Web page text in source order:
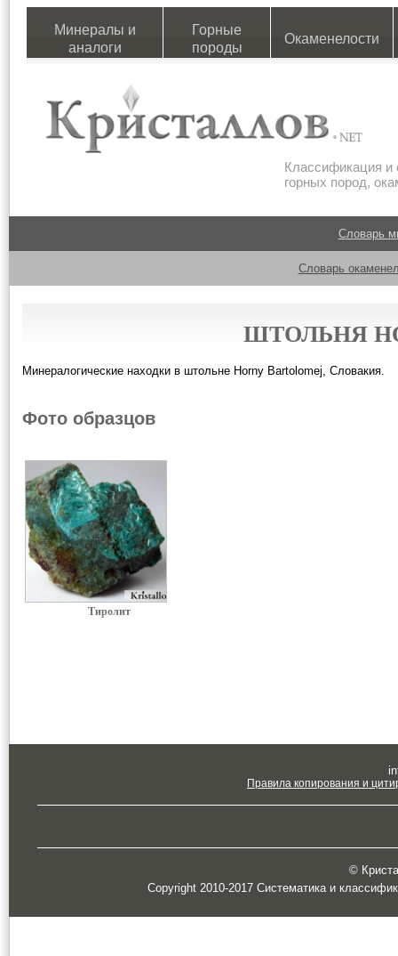
Минералы и
аналоги
Горные
породы
Окаменелости
Классификация и
горных пород,
Словарь
Словарь
ШТОЛЬНЯ
Минералогические находки в штольне Horny Bartolomej, Словакия.
Фото образцов
Тиролит
Правила копирования и
©
Copyright 2010-2017 Систематика и